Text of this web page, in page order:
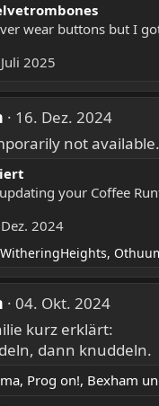
wear buttons but I
2025
16. Dez. 2024
not available.
your Coffee
2024
WitheringHeights,
04. Okt. 2024
kurz erklärt:
dann knuddeln.
, Prog on!, Bexham